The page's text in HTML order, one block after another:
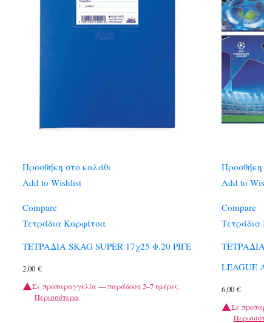
Προσθήκη στο καλάθι
Add to Wishlist
Compare
Τετράδια Καρφίτσα
ΤΕΤΡΑΔΙΑ SKAG SUPER 17χ25 Φ.20 ΡΙΓΕ
2,00 €
Σε προπαραγγελία — παράδοση 2–7 ημέρες.
Περισσότερα
Προσθήκη
Add to
Compare
ΤΕΤΡΑΔΙΑ
LEAGUE
6,00€
Σε